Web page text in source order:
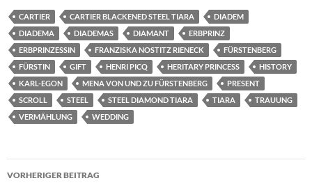
CARTIER CARTIER BLACKENED STEEL TIARA
DIADEM
DIADEMA
DIADEMAS DIAMANT
ERBPRINZ
ERBPRINZESSIN
FRANZISKA NOSTITZ RIENECK
FÜRSTENBERG
FÜRSTIN
GIFT HENRI PICQ HERITARY PRINCESS
HISTORY
KARL-EGON
MENA VON UND ZU FÜRSTENBERG
PRESENT
SCROLL
STEEL STEEL DIAMOND TIARA TIARA
TRAUUNG
VERMÄHLUNG
WEDDING
Beitragsnavigation
VORHERIGER BEITRAG